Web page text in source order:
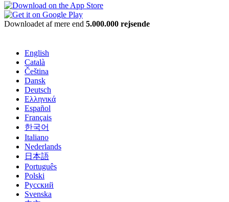
Downloadet af mere end 5.000.000 rejsende
English
Català
Čeština
Dansk
Deutsch
Ελληνικά
Español
Français
한국어
Italiano
Nederlands
日本語
Português
Polski
Русский
Svenska